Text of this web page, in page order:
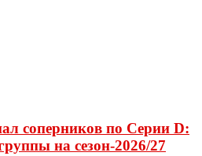
соперников по Серии D:
на сезон-2026/27